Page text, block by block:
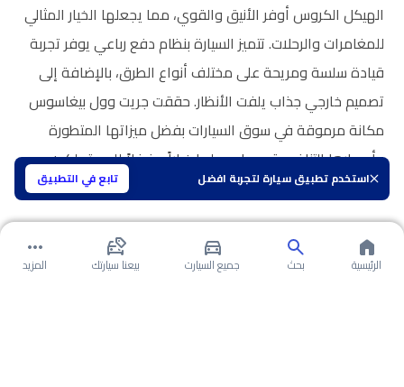
استخدم تطبيق سيارة لتجربة افضل تابع في التطبيق
الهيكل الكروس أوفر الأنيق والقوي، مما يجعلها الخيار المثالي
للمغامرات والرحلات. تتميز السيارة بنظام دفع رباعي يوفر تجربة
قيادة سلسة ومريحة على مختلف أنواع الطرق، بالإضافة إلى
تصميم خارجي جذاب يلفت الأنظار. حققت جريت وول بيغاسوس
مكانة مرموقة في سوق السيارات بفضل ميزاتها المتطورة
وأسعارها التنافسية، مما يجعلها خياراً مفضلاً للمستهلكين
الباحثين عن توازن مثالي بين الأداء والكفاءة.
الرئيسية بحث جميع السيارت بيعنا سيارتك المزيد